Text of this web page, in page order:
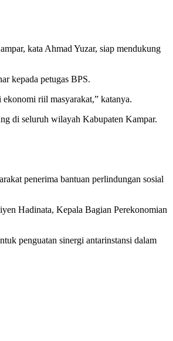
kata Ahmad Yuzar, siap mendukung
kepada petugas BPS.
ekonomi riil masyarakat,” katanya.
di seluruh wilayah Kabupaten Kampar.
penerima bantuan perlindungan sosial
Hadinata, Kepala Bagian Perekonomian
penguatan sinergi antarinstansi dalam